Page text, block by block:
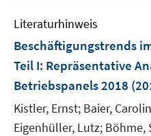
m
F
n
s
t
e
Literaturhinweis
Beschäftigungstrends
Teil I: Repräsentative
Betriebspanels 2018
Kistler, Ernst; Baier,
Eigenhüller, Lutz; Böhme,